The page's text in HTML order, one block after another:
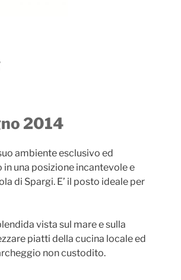
2014
ambiente esclusivo ed
una posizione incantevole e
di Spargi. E’ il posto ideale per
vista sul mare e sulla
piatti della cucina locale ed
non custodito.